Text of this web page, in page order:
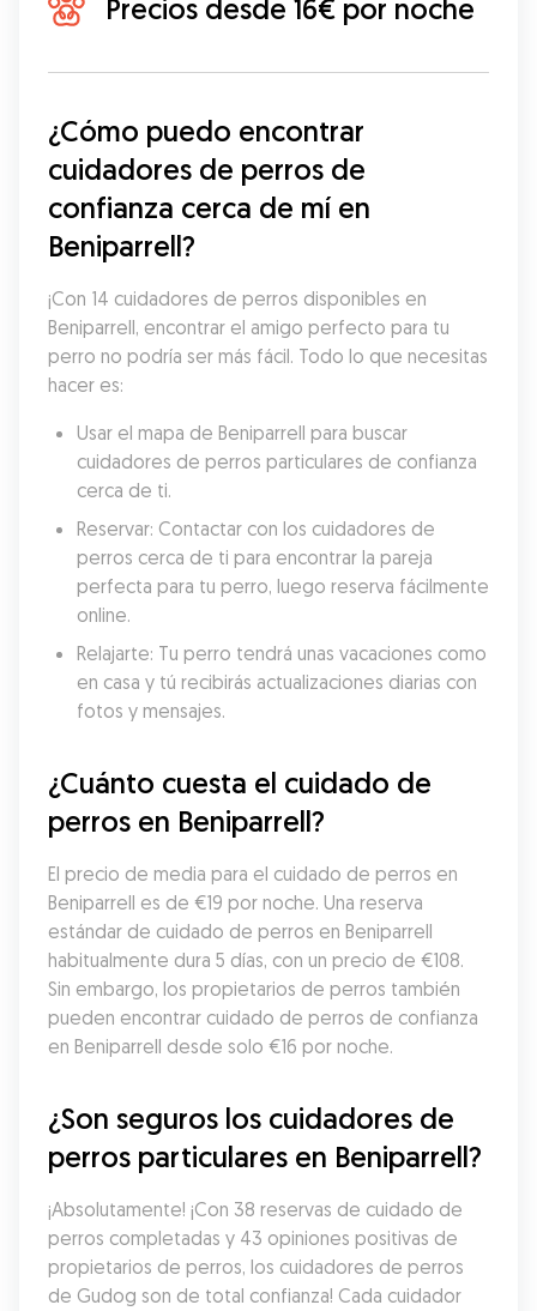
Precios desde 16€ por noche
¿Cómo puedo encontrar
cuidadores de perros de
confianza cerca de mí en
Beniparrell?
¡Con 14 cuidadores de perros disponibles en
Beniparrell, encontrar el amigo perfecto para tu
perro no podría ser más fácil. Todo lo que necesitas
hacer es:
Usar el mapa de Beniparrell para buscar
cuidadores de perros particulares de confianza
cerca de ti.
Reservar: Contactar con los cuidadores de
perros cerca de ti para encontrar la pareja
perfecta para tu perro, luego reserva fácilmente
online.
Relajarte: Tu perro tendrá unas vacaciones como
en casa y tú recibirás actualizaciones diarias con
fotos y mensajes.
¿Cuánto cuesta el cuidado de
perros en Beniparrell?
El precio de media para el cuidado de perros en
Beniparrell es de €19 por noche. Una reserva
estándar de cuidado de perros en Beniparrell
habitualmente dura 5 días, con un precio de €108.
Sin embargo, los propietarios de perros también
pueden encontrar cuidado de perros de confianza
en Beniparrell desde solo €16 por noche.
¿Son seguros los cuidadores de
perros particulares en Beniparrell?
¡Absolutamente! ¡Con 38 reservas de cuidado de
perros completadas y 43 opiniones positivas de
propietarios de perros, los cuidadores de perros
de Gudog son de total confianza! Cada cuidador